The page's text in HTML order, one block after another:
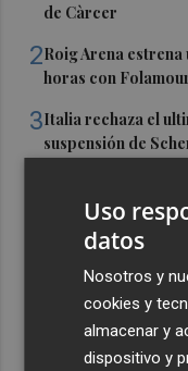
de Càrcer
2Roig Arena estrena
horas con
3Italia rechaza el
suspensión de
"desestabilizar"
intereses del PSOE"
Castelló acogerá
compañía Te Falta
Uso
datos
Nosotros y
cookies y
almacenar y
dispositivo y